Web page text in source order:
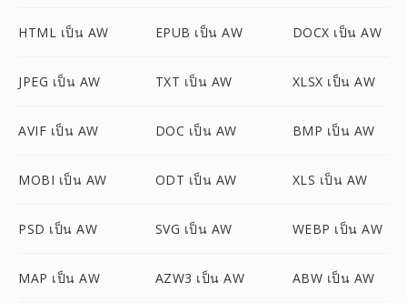
HTML เป็น AW EPUB เป็น AW DOCX เป็น AW
JPEG เป็น AW TXT เป็น AW XLSX เป็น AW
AVIF เป็น AW DOC เป็น AW BMP เป็น AW
MOBI เป็น AW ODT เป็น AW XLS เป็น AW
PSD เป็น AW SVG เป็น AW WEBP เป็น AW
MAP เป็น AW AZW3 เป็น AW ABW เป็น AW